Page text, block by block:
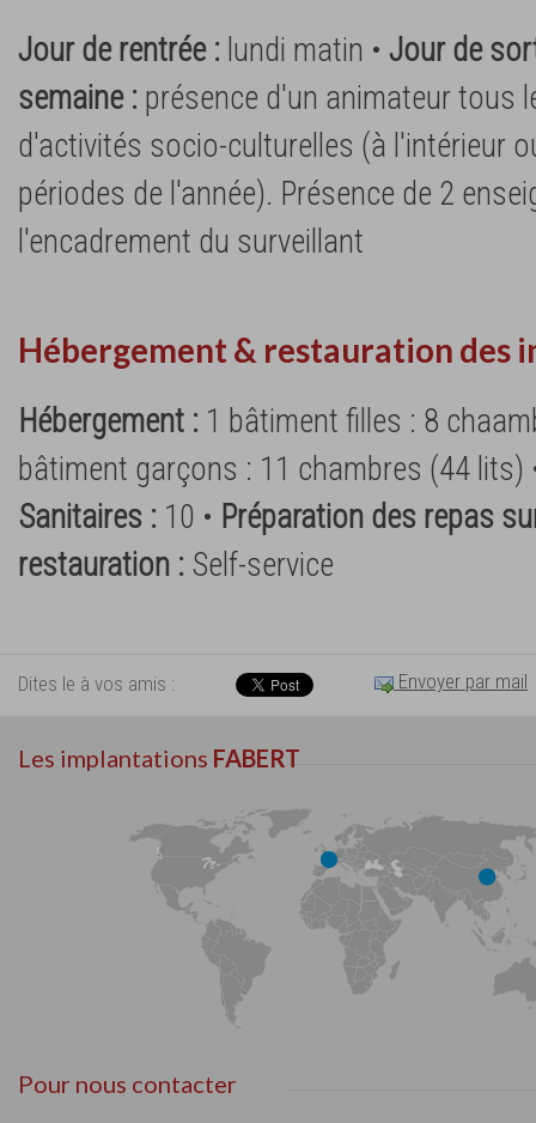
Jour de rentrée : lundi matin • Jour de
semaine : présence d'un animateur tous
d'activités socio-culturelles (à l'intérieur
périodes de l'année). Présence de 2
l'encadrement du surveillant
Hébergement & restauration des
Hébergement : 1 bâtiment filles : 8
bâtiment garçons : 11 chambres (44 lits)
Sanitaires : 10 • Préparation des repas
restauration : Self-service
Dites le à vos amis : Envoyer par mail
Les implantations FABERT
Pour nous contacter